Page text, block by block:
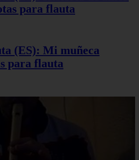
para flauta
(ES): Mi muñeca
para flauta